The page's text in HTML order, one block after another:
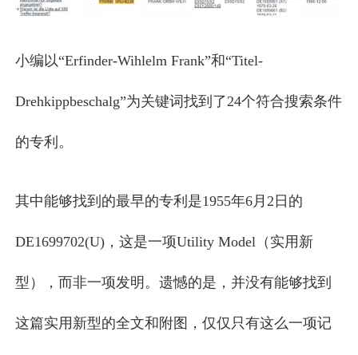
小编以“Erfinder-Wihlelm Frank”和“Titel-
Drehkippbeschalg”为关键词找到了24个符合搜索条件
的专利。
其中能够找到的最早的专利是1955年6月2日的
DE1699702(U)，这是一项Utility Model（实用新
型），而非一项发明。遗憾的是，并没有能够找到
这篇实用新型的全文和附图，仅仅只有这么一项记